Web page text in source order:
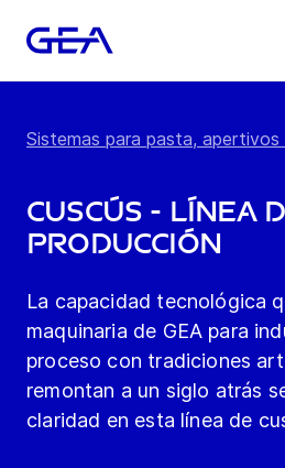
Sistemas para pasta, apertivos
Cuscús - Línea
producción
La capacidad tecnológica
maquinaria de GEA para
proceso con tradiciones
remontan a un siglo atrás
claridad en esta línea de